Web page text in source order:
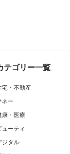
テゴリー一覧
宅・不動産
ネー
康・医療
ューティ
ジタル